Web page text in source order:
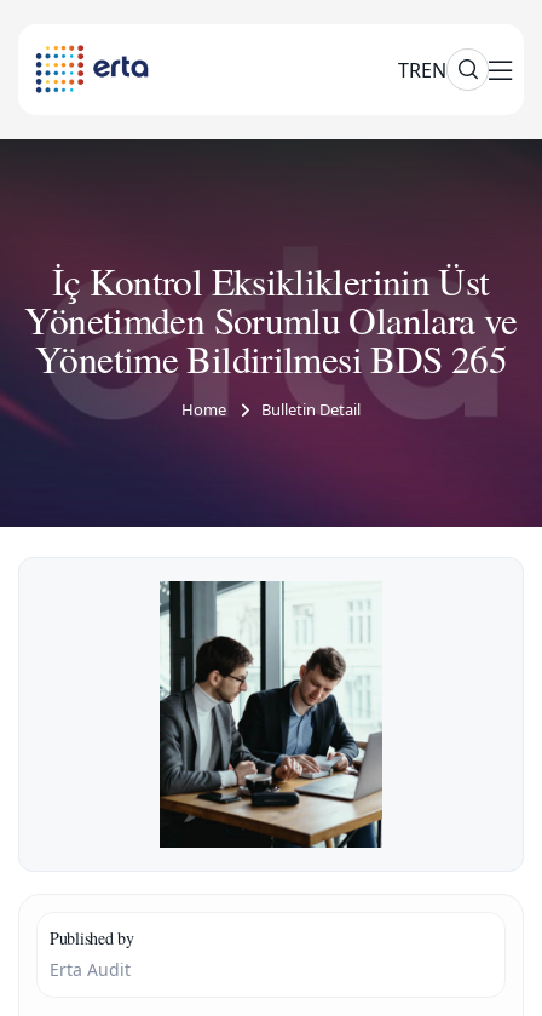
TREN
İç Kontrol Eksikliklerinin Üst
Yönetimden Sorumlu Olanlara ve
Yönetime Bildirilmesi BDS 265
Home Bulletin Detail
Published by
Erta Audit